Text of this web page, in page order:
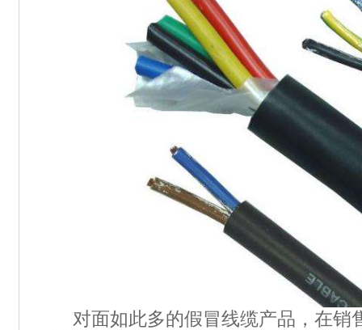
对面如此多的假冒线缆产品，在销